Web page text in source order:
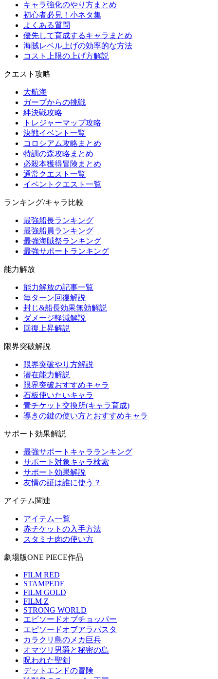
キャラ強化のやり方まとめ
初心者必見！小ネタ集
よくある質問
優先して育成するキャラまとめ
海賊レベル上げの効率的な方法
コスト上限の上げ方解説
クエスト攻略
大航海
ガープからの挑戦
絆決戦攻略
トレジャーマップ攻略
決戦イベント一覧
コロシアム攻略まとめ
特訓の森攻略まとめ
必殺本獲得冒険まとめ
通常クエスト一覧
イベントクエスト一覧
ランキング/キャラ比較
最強船長ランキング
最強船員ランキング
最強海賊祭ランキング
最強サポートランキング
能力解放
能力解放の記事一覧
毎ターン回復解説
封じ&船長効果無効解説
ダメージ軽減解説
回復上昇解説
限界突破解説
限界突破やり方解説
潜在能力解説
限界突破おすすめキャラ
石板使いたいキャラ
青チケット交換所(キャラ育成)
導きの鍵の使い方とおすすめキャラ
サポート効果解説
最強サポートキャラランキング
サポート対象キャラ検索
サポート効果解説
友情の証は誰に使う？
アイテム関連
アイテム一覧
赤チケットの入手方法
スタミナ肉の使い方
劇場版ONE PIECE作品
FILM RED
STAMPEDE
FILM GOLD
FILM Z
STRONG WORLD
エピソードオブチョッパー
エピソードオブアラバスタ
カラクリ島のメカ巨兵
オマツリ男爵と秘密の島
呪われた聖剣
デットエンドの冒険